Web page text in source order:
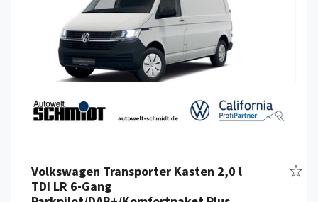
Volkswagen Transporter Kasten 2,0 l
TDI LR 6-Gang